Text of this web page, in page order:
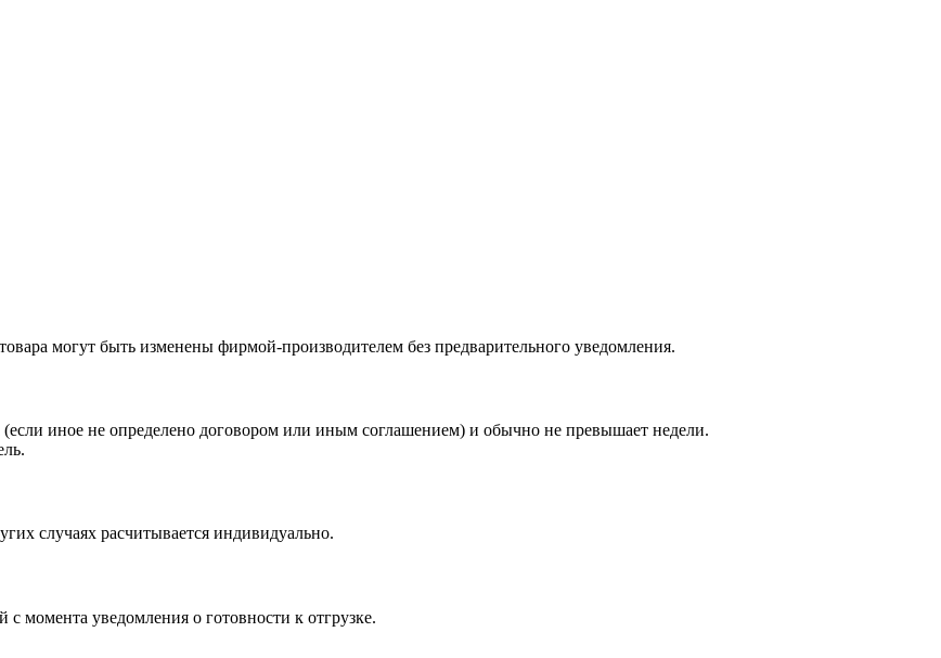
могут быть изменены фирмой-производителем без предварительного уведомления.
иное не определено договором или иным соглашением) и обычно не превышает недели.
случаях расчитывается индивидуально.
момента уведомления о готовности к отгрузке.